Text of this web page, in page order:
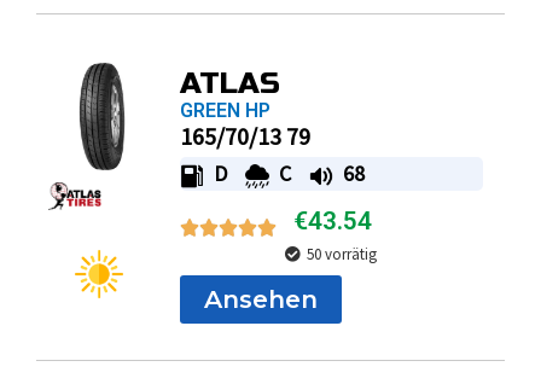
ATLAS
GREEN HP
165/70/13 79
D C 68
€43.54
50 vorrätig
Ansehen